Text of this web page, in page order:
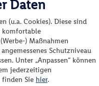
19CHF 02.06.2027 -
double promo
Frühstück
Daten
(u.a. Cookies). Diese sind
komfortable
) Maßnahmen
Schutzniveau
Unter „Anpassen“ können
jederzeitigen
finden Sie hier.